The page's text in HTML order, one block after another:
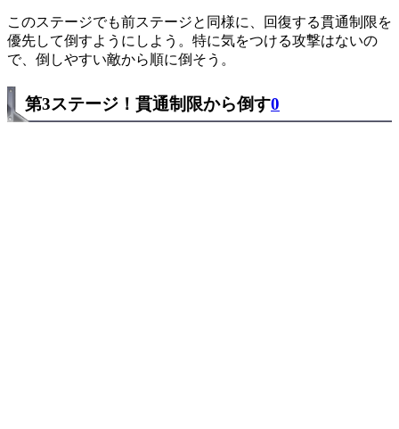
このステージでも前ステージと同様に、回復する貫通制限を
優先して倒すようにしよう。特に気をつける攻撃はないの
で、倒しやすい敵から順に倒そう。
第3ステージ！貫通制限から倒す0